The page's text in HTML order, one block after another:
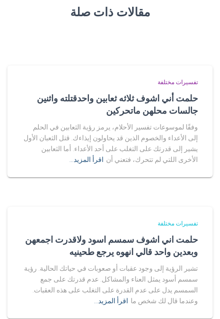
مقالات ذات صلة
تفسيرات مختلفة
حلمت أني اشوف ثلاثه ثعابين واحدقتلته واثنين
جالسات محلهن ماتحركين
وفقًا لموسوعات تفسير الأحلام، يرمز رؤية الثعابين في الحلم
إلى الأعداء والخصوم الذين قد يحاولون إيذاءك. قتل الثعبان الأول
يشير إلى قدرتك على التغلب على أحد الأعداء. أما الثعابين
الأخرى اللتي لم تتحرك، فتعني أن اقرأ المزيد…
تفسيرات مختلفة
حلمت اني اشوف سمسم اسود ولاقدرت اجمعهن
وبعدين واحد قالي انهوه يرجع طحينيه
تشير الرؤية إلى وجود عقبات أو صعوبات في حياتك الحالية. رؤية
سمسم أسود يمثل العناء والمشاكل. عدم قدرتك على جمع
السمسم يدل على عدم القدرة على التغلب على هذه العقبات.
وعندما قال لك شخص ما اقرأ المزيد…